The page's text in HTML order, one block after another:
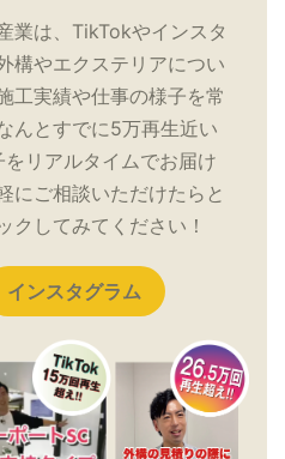
業は、TikTokやインスタ
構やエクステリアについ
工実績や仕事の様子を常
んとすでに5万再生近い
リアルタイムでお届け
にご相談いただけたらと
クしてみてください！
インスタグラム